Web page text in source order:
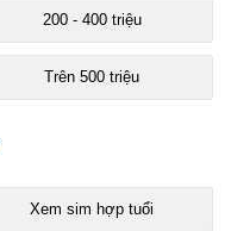
200 - 400 triệu
Trên 500 triệu
Xem sim hợp tuổi